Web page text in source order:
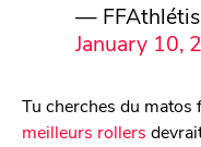
—
January 10,
Tu cherches du matos
meilleurs rollers